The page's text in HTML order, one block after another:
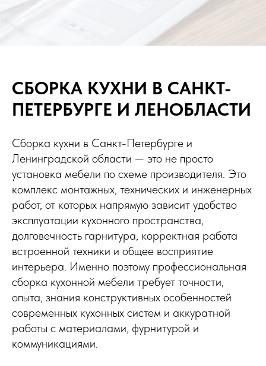
СБОРКА КУХНИ В САНКТ-
ПЕТЕРБУРГЕ И ЛЕНОБЛАСТИ
Сборка кухни в Санкт-Петербурге и
Ленинградской области — это не просто
установка мебели по схеме производителя. Это
комплекс монтажных, технических и инженерных
работ, от которых напрямую зависит удобство
эксплуатации кухонного пространства,
долговечность гарнитура, корректная работа
встроенной техники и общее восприятие
интерьера. Именно поэтому профессиональная
сборка кухонной мебели требует точности,
опыта, знания конструктивных особенностей
современных кухонных систем и аккуратной
работы с материалами, фурнитурой и
коммуникациями.